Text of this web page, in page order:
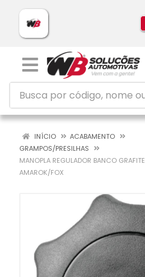
INÍCIO
ACABAMENTO
GRAMPOS/PRESILHAS
MANOPLA REGULADOR BANCO GRAFITE
AMAROK/FOX